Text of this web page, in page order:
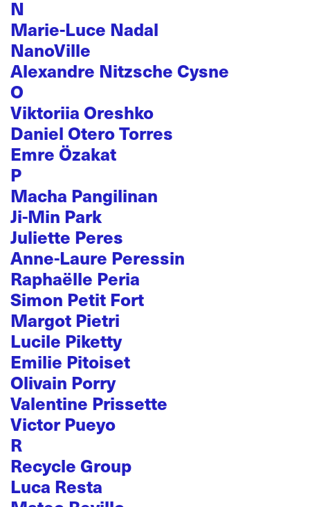
N
Marie-Luce Nadal
NanoVille
Alexandre Nitzsche Cysne
O
Viktoriia Oreshko
Daniel Otero Torres
Emre Özakat
P
Macha Pangilinan
Ji-Min Park
Juliette Peres
Anne-Laure Peressin
Raphaëlle Peria
Simon Petit Fort
Margot Pietri
Lucile Piketty
Emilie Pitoiset
Olivain Porry
Valentine Prissette
Victor Pueyo
R
Recycle Group
Luca Resta